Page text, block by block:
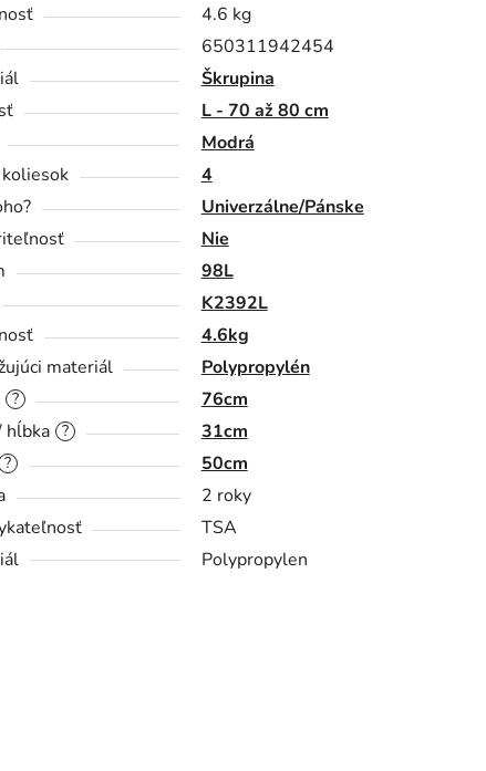
4.6 kg
650311942454
Škrupina
L - 70 až 80 cm
Modrá
4
Univerzálne/Pánske
Nie
98L
K2392L
4.6kg
materiál
Polypropylén
? 76cm
?
hĺbka 31cm
?
50cm
2 roky
TSA
Polypropylen